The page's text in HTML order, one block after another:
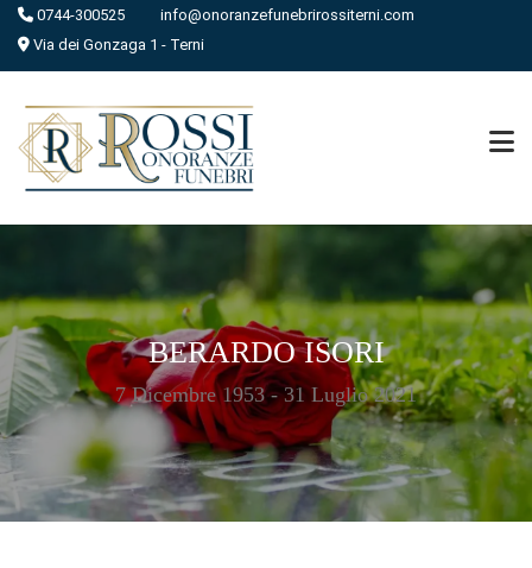
0744-300525
info@onoranzefunebrirossiterni.com
Via dei Gonzaga 1 - Terni
BERARDO ISORI
7 Dicembre 1953 - 31 Luglio 2021